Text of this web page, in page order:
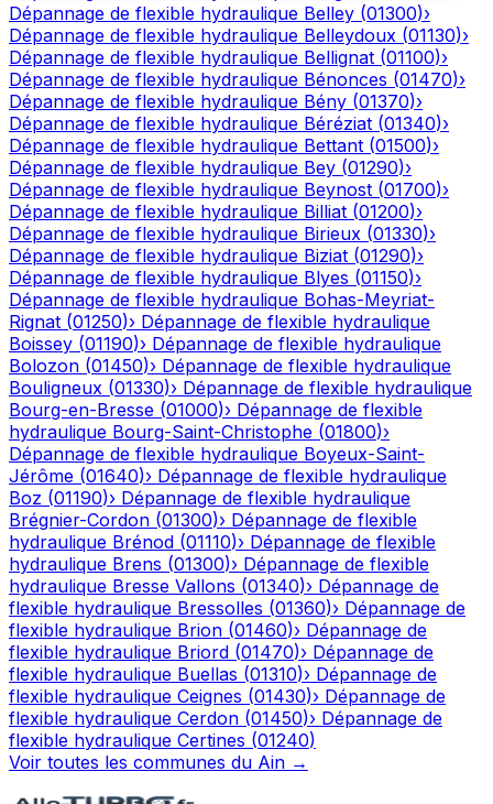
Dépannage de flexible hydraulique Belley (01300)›
Dépannage de flexible hydraulique Belleydoux (01130)›
Dépannage de flexible hydraulique Bellignat (01100)›
Dépannage de flexible hydraulique Bénonces (01470)›
Dépannage de flexible hydraulique Bény (01370)›
Dépannage de flexible hydraulique Béréziat (01340)›
Dépannage de flexible hydraulique Bettant (01500)›
Dépannage de flexible hydraulique Bey (01290)›
Dépannage de flexible hydraulique Beynost (01700)›
Dépannage de flexible hydraulique Billiat (01200)›
Dépannage de flexible hydraulique Birieux (01330)›
Dépannage de flexible hydraulique Biziat (01290)›
Dépannage de flexible hydraulique Blyes (01150)›
Dépannage de flexible hydraulique Bohas-Meyriat-
Rignat (01250)› Dépannage de flexible hydraulique
Boissey (01190)› Dépannage de flexible hydraulique
Bolozon (01450)› Dépannage de flexible hydraulique
Bouligneux (01330)› Dépannage de flexible hydraulique
Bourg-en-Bresse (01000)› Dépannage de flexible
hydraulique Bourg-Saint-Christophe (01800)›
Dépannage de flexible hydraulique Boyeux-Saint-
Jérôme (01640)› Dépannage de flexible hydraulique
Boz (01190)› Dépannage de flexible hydraulique
Brégnier-Cordon (01300)› Dépannage de flexible
hydraulique Brénod (01110)› Dépannage de flexible
hydraulique Brens (01300)› Dépannage de flexible
hydraulique Bresse Vallons (01340)› Dépannage de
flexible hydraulique Bressolles (01360)› Dépannage de
flexible hydraulique Brion (01460)› Dépannage de
flexible hydraulique Briord (01470)› Dépannage de
flexible hydraulique Buellas (01310)› Dépannage de
flexible hydraulique Ceignes (01430)› Dépannage de
flexible hydraulique Cerdon (01450)› Dépannage de
flexible hydraulique Certines (01240)
Voir toutes les communes du Ain →